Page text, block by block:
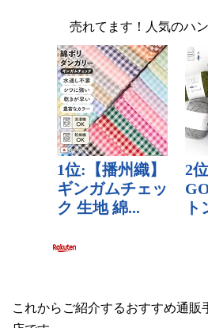
売れてます！人気のハ
これからご紹介するおすすめ通販